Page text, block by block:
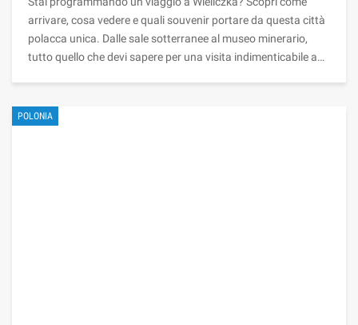
arrivare, cosa vedere e quali souvenir portare da questa città
polacca unica. Dalle sale sotterranee al museo minerario,
tutto quello che devi sapere per una visita indimenticabile a…
POLONIA